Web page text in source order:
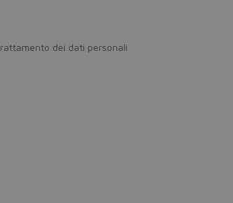
dei dati personali